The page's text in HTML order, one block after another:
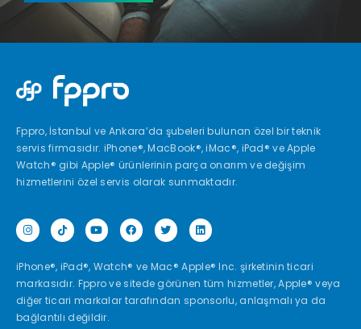
Fppro, İstanbul ve Ankara’da şubeleri bulunan özel bir teknik
servis firmasıdır. iPhone®, MacBook®, iMac®, iPad® ve Apple
Watch® gibi Apple® ürünlerinin parça onarım ve değişim
hizmetlerini özel servis olarak sunmaktadır.
iPhone®, iPad®, Watch® ve Mac® Apple® Inc. şirketinin ticari
markasıdır. Fppro ve sitede görünen tüm hizmetler, Apple® veya
diğer ticari markalar tarafından sponsorlu, anlaşmalı ya da
bağlantılı değildir.